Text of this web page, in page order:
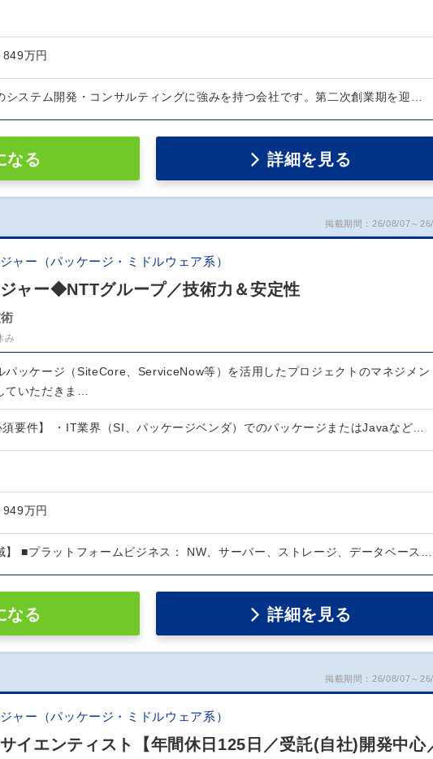
万円
システム開発・コンサルティングに強みを持つ会社です。第二次創業期を迎…
なる 詳細を見る
掲載期間：26/08/07～
ャー（パッケージ・ミドルウェア系）
ャー◆NTTグループ／技術力＆安定性
み
パッケージ（SiteCore、ServiceNow等）を活用したプロジェクトのマネジメン
ていただきま…
須要件】 ・IT業界（SI、パッケージベンダ）でのパッケージまたはJavaなど…
万円
】 ■プラットフォームビジネス： NW、サーバー、ストレージ、データベース…
なる 詳細を見る
掲載期間：26/08/07～
ャー（パッケージ・ミドルウェア系）
イエンティスト【年間休日125日／受託(自社)開発中心